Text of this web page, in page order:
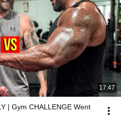
17:47
| Gym CHALLENGE Went